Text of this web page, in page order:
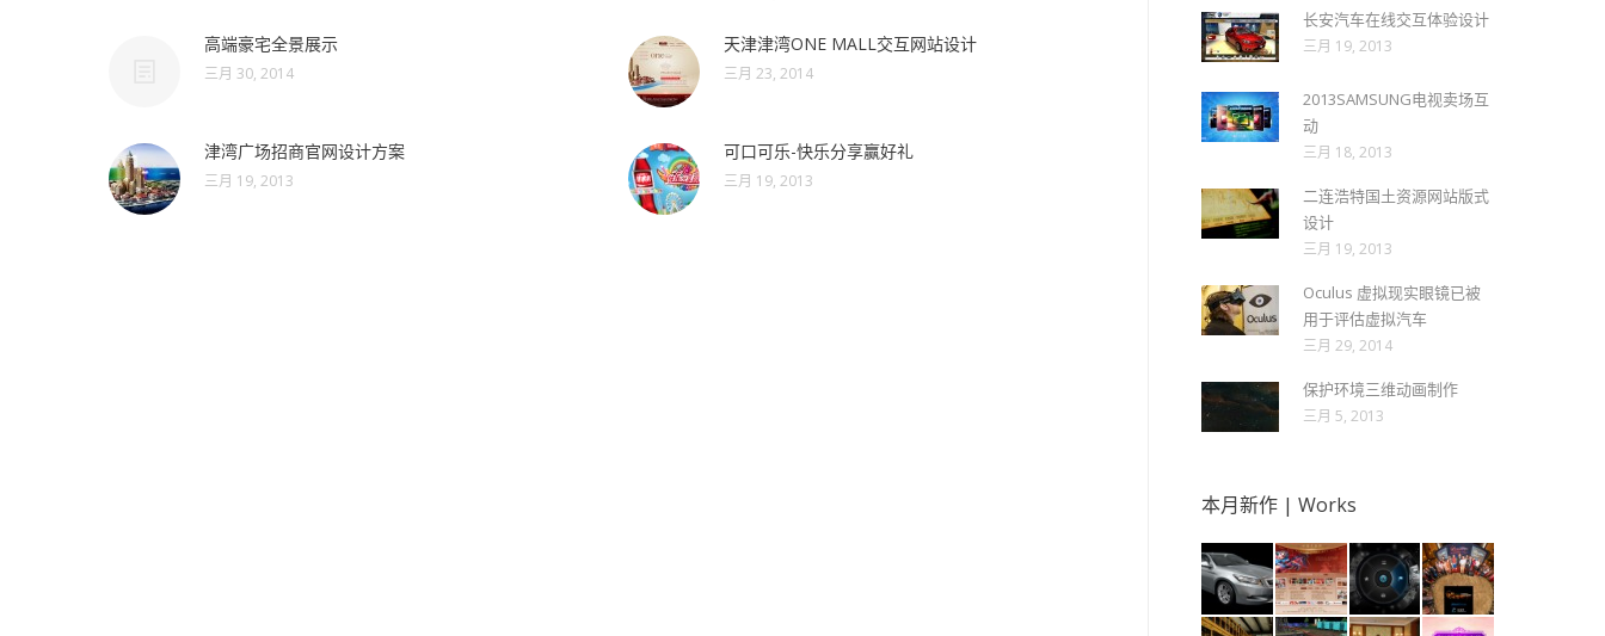
高端豪宅全景展示
三月 30, 2014
天津津湾ONE MALL交互网站设计
三月 23, 2014
津湾广场招商官网设计方案
三月 19, 2013
可口可乐-快乐分享赢好礼
三月 19, 2013
长安汽车在线交互体验设计
三月 19, 2013
2013SAMSUNG电视卖场互
动
三月 18, 2013
二连浩特国土资源网站版式
设计
三月 19, 2013
Oculus 虚拟现实眼镜已被
用于评估虚拟汽车
三月 29, 2014
保护环境三维动画制作
三月 5, 2013
本月新作 | Works